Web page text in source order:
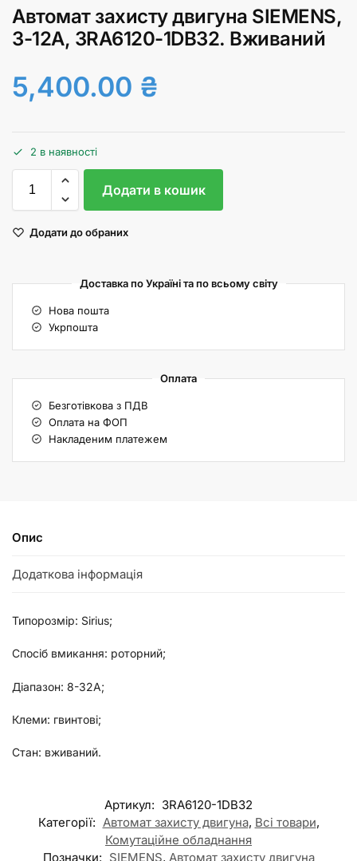
Автомат захисту двигуна SIEMENS,
3-12А, 3RA6120-1DB32. Вживаний
5,400.00 ₴
2 в наявності
Додати в кошик
Додати до обраних
Доставка по Україні та по всьому світу
Нова пошта
Укрпошта
Оплата
Безготівкова з ПДВ
Оплата на ФОП
Накладеним платежем
Опис
Додаткова інформація
Типорозмір: Sirius;
Спосіб вмикання: роторний;
Діапазон: 8-32А;
Клеми: гвинтові;
Стан: вживаний.
Артикул: 3RA6120-1DB32
Категорії: Автомат захисту двигуна, Всі товари,
Комутаційне обладнання
Позначки: SIEMENS, Автомат захисту двигуна